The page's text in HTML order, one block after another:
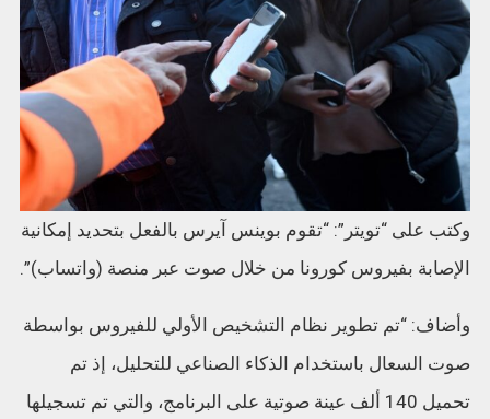
وكتب على “تويتر”: “تقوم بوينس آيرس بالفعل بتحديد إمكانية
الإصابة بفيروس كورونا من خلال صوت عبر منصة (واتساب)”.
وأضاف: “تم تطوير نظام التشخيص الأولي للفيروس بواسطة
صوت السعال باستخدام الذكاء الصناعي للتحليل، إذ تم
تحميل 140 ألف عينة صوتية على البرنامج، والتي تم تسجيلها